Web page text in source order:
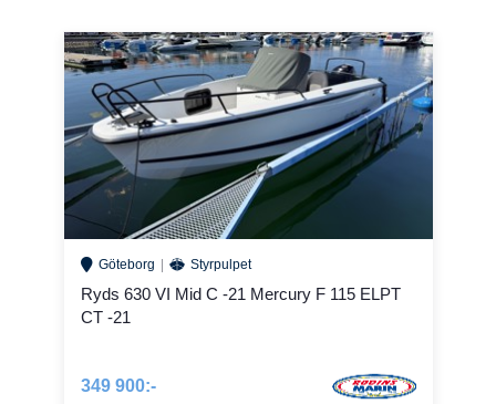
Göteborg Styrpulpet
Ryds 630 VI Mid C -21 Mercury F 115 ELPT
CT -21
349 900:-